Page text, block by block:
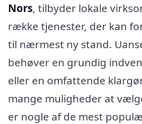
Nors, tilbyder lokale
række tjenester, der kan
til nærmest ny stand.
behøver en grundig
eller en omfattende
mange muligheder at
er nogle af de mest